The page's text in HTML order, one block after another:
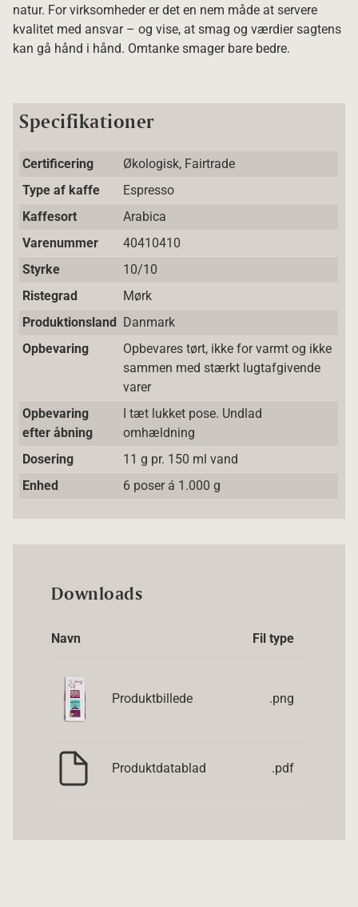
natur. For virksomheder er det en nem måde at servere
kvalitet med ansvar – og vise, at smag og værdier sagtens
kan gå hånd i hånd. Omtanke smager bare bedre.
Specifikationer
Certificering
Økologisk, Fairtrade
Type af kaffe
Espresso
Kaffesort
Arabica
Varenummer
40410410
Styrke
10/10
Ristegrad
Mørk
Produktionsland Danmark
Opbevaring
Opbevares tørt, ikke for varmt og ikke
sammen med stærkt lugtafgivende
varer
Opbevaring
efter åbning
I tæt lukket pose. Undlad
omhældning
Dosering
11 g pr. 150 ml vand
Enhed
6 poser á 1.000 g
Downloads
Navn Fil type
Produktbillede .png
Produktdatablad .pdf